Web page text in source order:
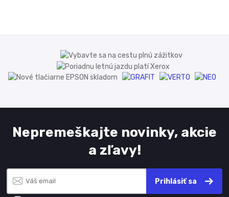
Nepremeškajte novinky, akcie
a zľavy!
Prihlásiť sa